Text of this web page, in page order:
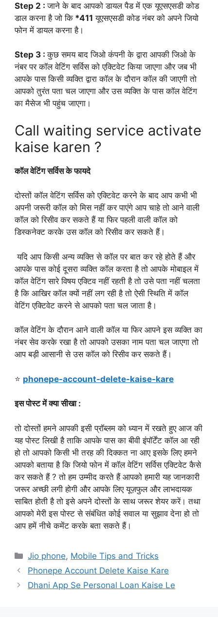
Step 2 :जाने के बाद आपको डायल पैड में एक यूएसएसडी कोड
डाल करना है जो कि *411 यूएसएसडी कोड नंबर को अपने जियो
फोन में डायल करना है।
Step 3 :कुछ समय बाद जिओ कंपनी के द्वारा आपकी जिओ के
नंबर पर कॉल वेटिंग सर्विस को एक्टिवेट किया जाएगा और जब भी
आपके पास किसी व्यक्ति द्वारा कॉल के दौरान कॉल की जाएगी तो
आपको तुरंत पता चल जाएगा और उस व्यक्ति के पास कॉल वेटिंग
का मैसेज भी पहुंच जाएगा।
Call waiting service activate
kaise karen ?
कॉल वेटिंग सर्विस के फायदे
दोस्तों कॉल वेटिंग सर्विस को एक्टिवेट करने के बाद आप कभी भी
अपनी जरूरी कॉल को मिस नहीं कर पाएंगे आप चाहे तो आने वाली
कॉल को रिसीव कर सकते हैं या फिर पहली वाली कॉल को
डिस्कनेक्ट करके उस कॉल को रिसीव कर सकते हैं।
यदि आप किसी अन्य व्यक्ति से कॉल पर बात कर रहे होते हैं और
आपके पास कोई दूसरा व्यक्ति कॉल करता है तो आपके मोबाइल में
कॉल वेटिंग सारे विषय एक्टिव नहीं रहती है तो उसे पता नहीं चलता
है कि आखिर कॉल क्यों नहीं लग रही है तो ऐसी स्थिति में कॉल
वेटिंग एक्टिवेट करने से आपको पता चल जाता है।
कॉल वेटिंग के दौरान आने वाली कॉल या फिर आपने इस व्यक्ति का
नंबर सेव करके रखा है तो आपको उसका नाम पता चल जाएगा तो
आप बड़ी आसानी से उस कॉल को रिसीव कर सकते हैं।
⭐ phonepe-account-delete-kaise-kare
इस पोस्ट में क्या सीखा :
तो दोस्तों हमने आपकी इसी प्रॉब्लम को ध्यान में रखते हुए आज की
यह पोस्ट लिखी है ताकि आपके पास का बीवी इंपॉर्टेंट कॉल आ रही
हो तो आपको किसी भी तरह की दिक्कत ना आए इसके लिए हमने
आपको बताया है कि जियो फोन में कॉल वेटिंग सर्विस एक्टिवेट कैसे
कर सकते हैं ? तो हम उम्मीद करते हैं आपको हमारी यह जानकारी
जरूर अच्छी लगी होगी और आपके लिए यूज़फुल और लाभदायक
साबित होती है तो इसे अपने दोस्तों के साथ जरूर शेयर करें। तथा
आपको मेरी इस पोस्ट से संबंधित कोई सवाल या सुझाव देना हो तो
आप हमें नीचे कमेंट करके बता सकते हैं।
Categories
Jio phone, Mobile Tips and Tricks
Phonepe Account Delete Kaise Kare
Dhani App Se Personal Loan Kaise Le